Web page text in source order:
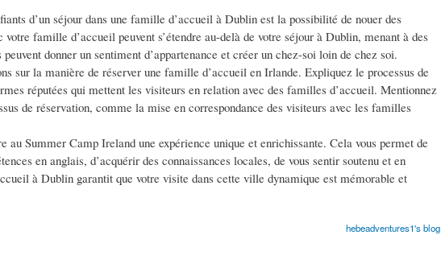
d’un séjour dans une famille d’accueil à Dublin est la possibilité de nouer des
famille d’accueil peuvent s’étendre au-delà de votre séjour à Dublin, menant à des
donner un sentiment d’appartenance et créer un chez-soi loin de chez soi.
sur la manière de réserver une famille d’accueil en Irlande. Expliquez le processus de
réputées qui mettent les visiteurs en relation avec des familles d’accueil. Mentionnez
de réservation, comme la mise en correspondance des visiteurs avec les familles
Summer Camp Ireland une expérience unique et enrichissante. Cela vous permet de
en anglais, d’acquérir des connaissances locales, de vous sentir soutenu et en
à Dublin garantit que votre visite dans cette ville dynamique est mémorable et
hebeadventures1's blog